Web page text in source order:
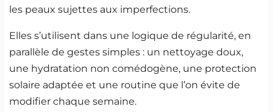
les peaux sujettes aux imperfections.
Elles s’utilisent dans une logique de régularité, en
parallèle de gestes simples : un nettoyage doux,
une hydratation non comédogène, une protection
solaire adaptée et une routine que l’on évite de
modifier chaque semaine.